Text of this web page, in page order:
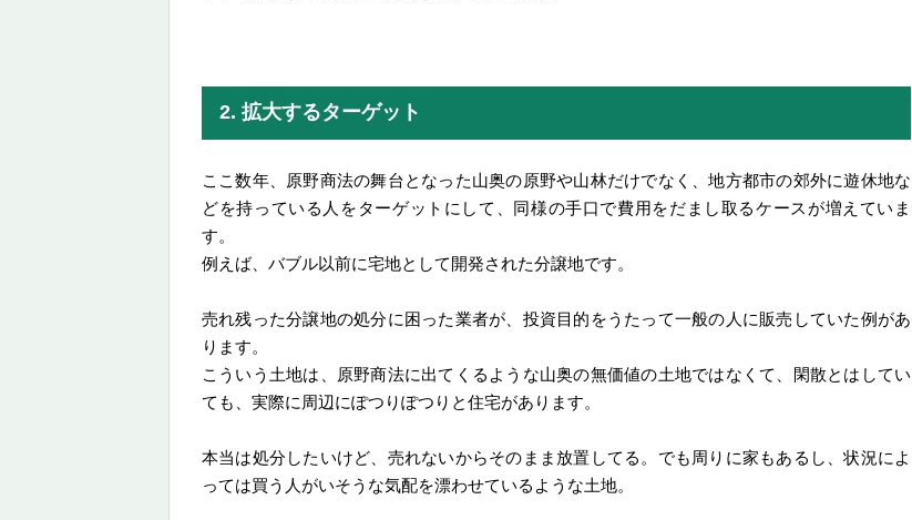
2. 拡大するターゲット
ここ数年、原野商法の舞台となった山奥の原野や山林だけでなく、地方都市の郊外に遊休地な
どを持っている人をターゲットにして、同様の手口で費用をだまし取るケースが増えていま
す。
例えば、バブル以前に宅地として開発された分譲地です。
売れ残った分譲地の処分に困った業者が、投資目的をうたって一般の人に販売していた例があ
ります。
こういう土地は、原野商法に出てくるような山奥の無価値の土地ではなくて、閑散とはしてい
ても、実際に周辺にぽつりぽつりと住宅があります。
本当は処分したいけど、売れないからそのまま放置してる。でも周りに家もあるし、状況によ
っては買う人がいそうな気配を漂わせているような土地。